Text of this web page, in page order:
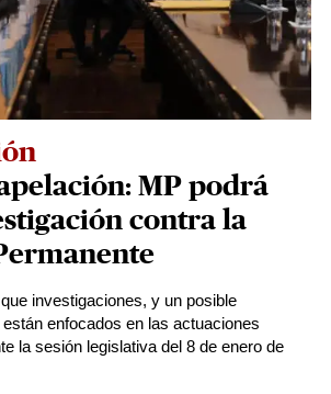
MP podrá
contra la
investigaciones, y un posible
enfocados en las actuaciones
la sesión legislativa del 8 de enero de